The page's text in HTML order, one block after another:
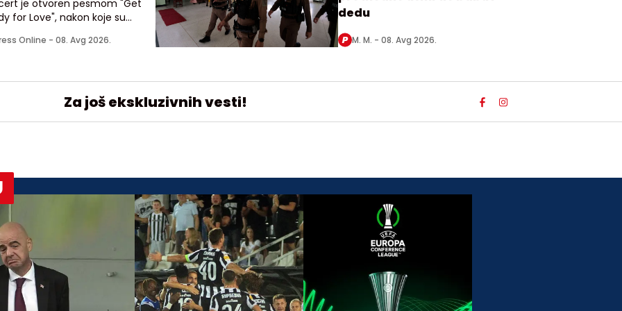
je otvoren pesmom "Get
for Love", nakon koje su
"From Her to Eternity", "Train
Suffering" i naslovna numera
Online - 08. Avg 2026.
dedu
M. M. - 08. Avg 2026.
Za još ekskluzivnih vesti!